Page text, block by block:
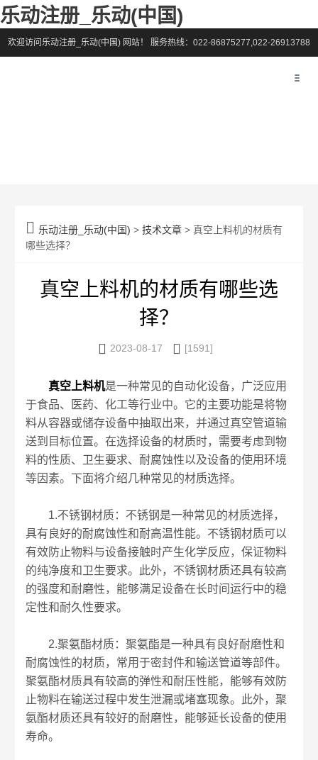
乐动注册_乐动(中国)
欢迎访问乐动注册_乐动(中国) 网站！ 服务热线：022-86875277,022-26913788
 乐动注册_乐动(中国) >技术文章 > 真空上料机的材质有
哪些选择？
真空上料机的材质有哪些选
择？
 2023-08-17  [1591]
真空上料机是一种常见的自动化设备，广泛应用
于食品、医药、化工等行业中。它的主要功能是将物
料从容器或储存设备中抽取出来，并通过真空管道输
送到目标位置。在选择设备的材质时，需要考虑到物
料的性质、卫生要求、耐腐蚀性以及设备的使用环境
等因素。下面将介绍几种常见的材质选择。
1.不锈钢材质：不锈钢是一种常见的材质选择，
具有良好的耐腐蚀性和耐高温性能。不锈钢材质可以
有效防止物料与设备接触时产生化学反应，保证物料
的纯净度和卫生要求。此外，不锈钢材质还具有较高
的强度和耐磨性，能够满足设备在长时间运行中的稳
定性和耐久性要求。
2.聚氨酯材质：聚氨酯是一种具有良好耐磨性和
耐腐蚀性的材质，常用于密封件和输送管道等部件。
聚氨酯材质具有较高的弹性和耐压性能，能够有效防
止物料在输送过程中发生泄漏或堵塞现象。此外，聚
氨酯材质还具有较好的耐磨性，能够延长设备的使用
寿命。